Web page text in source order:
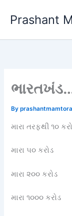
Prashant
By
મારા તરફથી ૧૦
મારા ૫૦ કરોડ
મારા ૨૦૦ કરોડ
મારા ૧૦૦૦ કરોડ